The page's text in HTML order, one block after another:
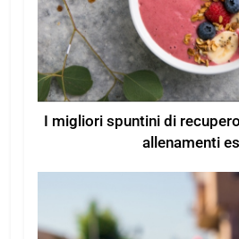
I migliori spuntini di
allenamenti